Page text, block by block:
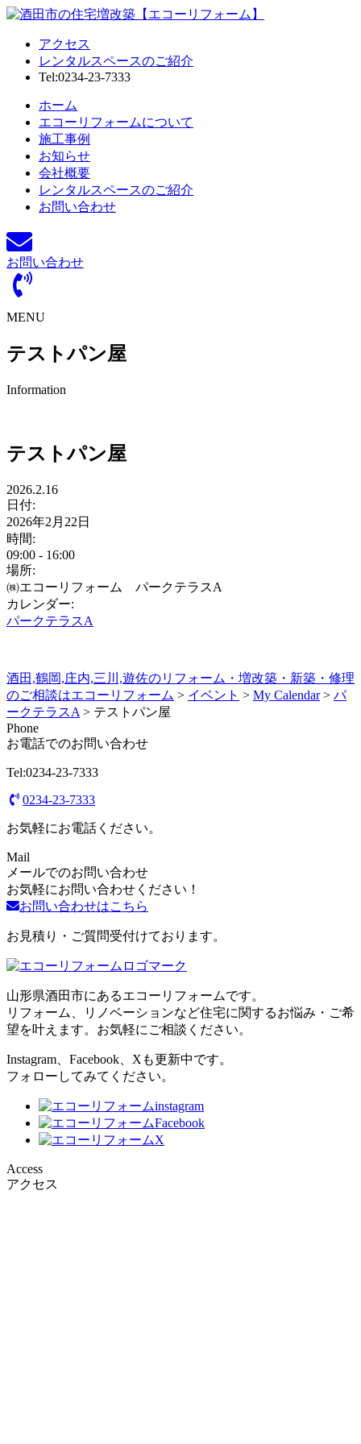
アクセス
レンタルスペースのご紹介
Tel:0234-23-7333
ホーム
エコーリフォームについて
施工事例
お知らせ
会社概要
レンタルスペースのご紹介
お問い合わせ
お問い合わせ
MENU
テストパン屋
Information
テストパン屋
2026.2.16
日付:
2026年2月22日
時間:
09:00 - 16:00
場所:
㈱エコーリフォーム パークテラスA
カレンダー:
パークテラスA
酒田,鶴岡,庄内,三川,遊佐のリフォーム・増改築・新築・修理
のご相談はエコーリフォーム > イベント > My Calendar> パ
ークテラスA > テストパン屋
Phone
お電話でのお問い合わせ
Tel:0234-23-7333
0234-23-7333
お気軽にお電話ください。
Mail
メールでのお問い合わせ
お気軽にお問い合わせください！
お問い合わせはこちら
お見積り・ご質問受付けております。
山形県酒田市にあるエコーリフォームです。
リフォーム、リノベーションなど住宅に関するお悩み・ご希
望を叶えます。お気軽にご相談ください。
Instagram、Facebook、Xも更新中です。
フォローしてみてください。
Access
アクセス